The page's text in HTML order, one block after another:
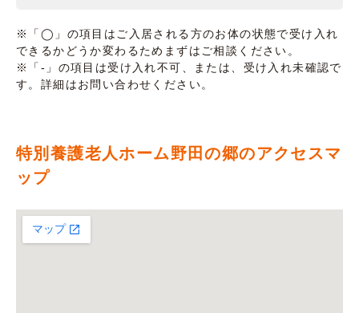
※「◯」の項目はご入居される方のお体の状態で受け入れ
できるかどうか変わるためまずはご相談ください。
※「-」の項目は受け入れ不可、または、受け入れ未確認で
す。詳細はお問い合わせください。
特別養護老人ホーム野田の郷のアクセスマ
ップ